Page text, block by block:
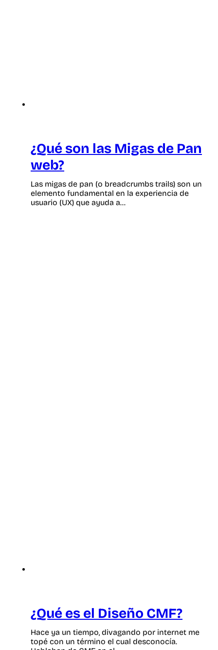
¿Qué son las Migas de Pan
web?
Las migas de pan (o breadcrumbs trails) son un
elemento fundamental en la experiencia de
usuario (UX) que ayuda a…
¿Qué es el Diseño CMF?
Hace ya un tiempo, divagando por internet me
topé con un término el cual desconocía.